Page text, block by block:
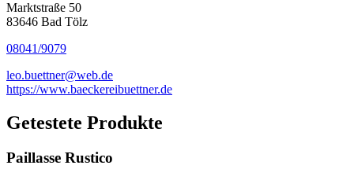
Marktstraße 50
83646 Bad Tölz
08041/9079
leo.buettner@web.de
https://www.baeckereibuettner.de
Getestete Produkte
Paillasse Rustico